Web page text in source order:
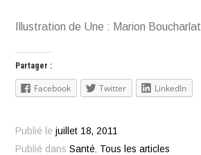
Illustration de Une : Marion Boucharlat
Partager :
Facebook Twitter LinkedIn
Publié lejuillet 18, 2011
Publié dansSanté, Tous les articles